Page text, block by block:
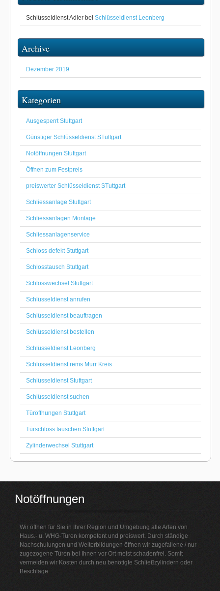
Schlüsseldienst Adler bei Schlüsseldienst Leonberg
Archive
Dezember 2019
Kategorien
Ausgesperrt Stuttgart
Günstiger Schlüsseldienst STuttgart
Notöffnungen Stuttgart
Öffnen zum Festpreis
preiswerter Schlüsseldienst STuttgart
Schliessanlage Stuttgart
Schliessanlagen Montage
Schliessanlagenservice
Schloss defekt Stuttgart
Schlosstausch Stuttgart
Schlosswechsel Stuttgart
Schlüsseldienst anrufen
Schlüsseldienst beauftragen
Schlüsseldienst bestellen
Schlüsseldienst Leonberg
Schlüsseldienst rems Murr Kreis
Schlüsseldienst Stuttgart
Schlüsseldienst suchen
Türöffnungen Stuttgart
Türschloss tauschen Stuttgart
Zylinderwechsel Stuttgart
Notöffnungen
Wir öffnen für Sie in Ihrer Region und Umgebung alle Arten von
Haus.- u. WHG-Türen kompetent und preiswert. Durch ständige
Nachschulungen und Weiterbildungen öffnen wir zugefallene / nur
zugezogene Türen bei Ihnen vor Ort meist schadenfrei. Somit
vermeiden wir Kosten durch neu benötigte Schließzylindern oder
Beschläge.